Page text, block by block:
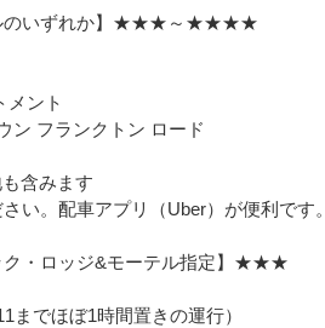
ルのいずれか】★★★～★★★★
ント
フランクトン ロード
含みます
い。配車アプリ（Uber）が便利です。
ク・ロッジ&モーテル指定】★★★
までほぼ1時間置きの運行）